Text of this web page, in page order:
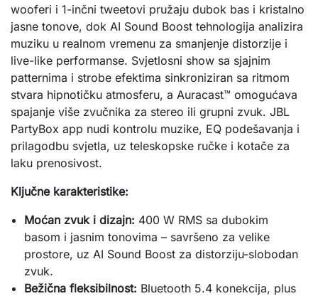
wooferi i 1-inčni tweetovi pružaju dubok bas i kristalno
jasne tonove, dok AI Sound Boost tehnologija analizira
muziku u realnom vremenu za smanjenje distorzije i
live-like performanse. Svjetlosni show sa sjajnim
patternima i strobe efektima sinkroniziran sa ritmom
stvara hipnotičku atmosferu, a Auracast™ omogućava
spajanje više zvučnika za stereo ili grupni zvuk. JBL
PartyBox app nudi kontrolu muzike, EQ podešavanja i
prilagodbu svjetla, uz teleskopske ručke i kotače za
laku prenosivost.
Ključne karakteristike:
Moćan zvuk i dizajn: 400 W RMS sa dubokim
basom i jasnim tonovima – savršeno za velike
prostore, uz AI Sound Boost za distorziju-slobodan
zvuk.
Bežična fleksibilnost: Bluetooth 5.4 konekcija, plus